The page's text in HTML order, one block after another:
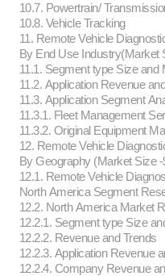
10.7. Powertrain/
10.8. Vehicle Tracking
11. Remote Vehicle
By End Use Industry(Market
11.1. Segment type Size
11.2. Application Revenue
11.3. Application Segment
11.3.1. Fleet Management
11.3.2. Original Equipment
12. Remote Vehicle
By Geography (Market Size -
12.1. Remote Vehicle
North America Segment
12.2. North America Market
12.2.1. Segment type Size
12.2.2. Revenue and Trends
12.2.3. Application Revenue
12.2.4. Company Revenue